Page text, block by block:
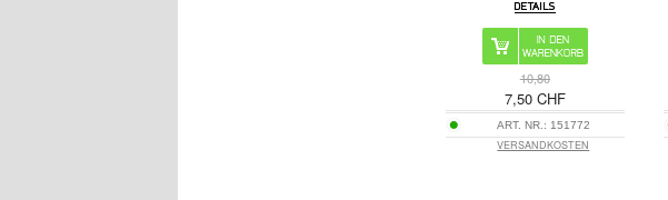
10,80
7,50 CHF
ART. NR.: 151772
VERSANDKOSTEN